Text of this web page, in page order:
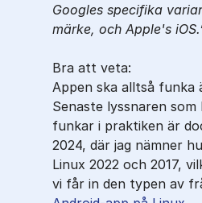
Googles specifika
märke, och Apple's iOS.
Bra att veta:
Appen ska alltså funka
Senaste lyssnaren
funkar i praktiken är
2024, där jag nämner
Linux 2022 och 2017,
vi får in den typen av